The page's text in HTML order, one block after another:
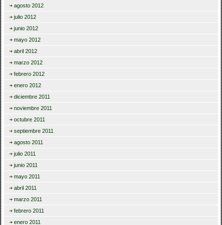
agosto 2012
julio 2012
junio 2012
mayo 2012
abril 2012
marzo 2012
febrero 2012
enero 2012
diciembre 2011
noviembre 2011
octubre 2011
septiembre 2011
agosto 2011
julio 2011
junio 2011
mayo 2011
abril 2011
marzo 2011
febrero 2011
enero 2011